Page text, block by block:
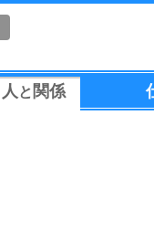
人と 関係